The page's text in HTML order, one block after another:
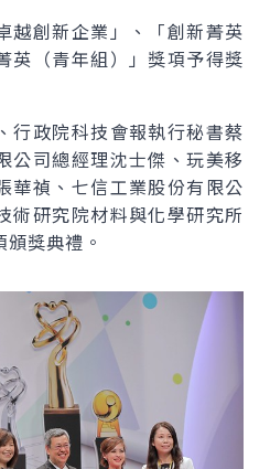
越創新企業」、「創新菁英
英（青年組）」獎項予得獎
行政院科技會報執行秘書蔡
公司總經理沈士傑、玩美移
華禎、七信工業股份有限公
術研究院材料與化學研究所
獎典禮。